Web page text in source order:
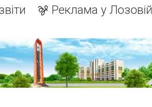
Реклама у Лозовій